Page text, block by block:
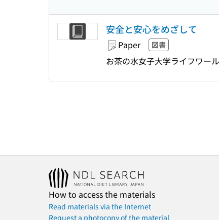
安全と安心をめざして
Paper 図書
お茶の水女子大学ライフワー
How to access the materials
Read materials via the Internet
Request a photocopy of the material